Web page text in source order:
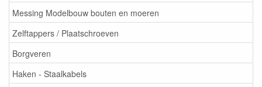
Messing Modelbouw bouten en moeren
Zelftappers / Plaatschroeven
Borgveren
Haken - Staalkabels